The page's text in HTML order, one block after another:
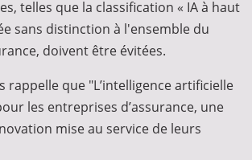
telles que la classification « IA à haut
sans distinction à l'ensemble du
doivent être évitées.
rappelle que "L’intelligence artificielle
les entreprises d’assurance, une
mise au service de leurs